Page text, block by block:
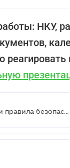
НКУ,
Важные изменения в Prozorro: новые тарифы и правила безопасности